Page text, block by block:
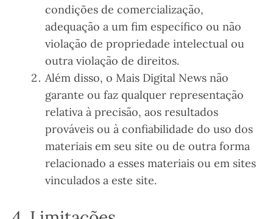
condições de comercialização,
adequação a um fim específico ou não
violação de propriedade intelectual ou
outra violação de direitos.
Além disso, o Mais Digital News não
garante ou faz qualquer representação
relativa à precisão, aos resultados
prováveis ​​ou à confiabilidade do uso dos
materiais em seu site ou de outra forma
relacionado a esses materiais ou em sites
vinculados a este site.